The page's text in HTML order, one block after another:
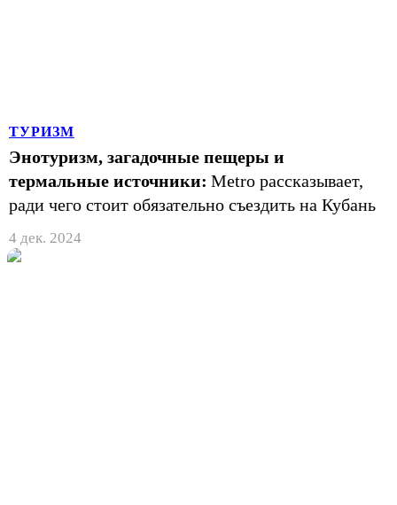
ТУРИЗМ
Энотуризм, загадочные пещеры и
термальные источники: Metro рассказывает,
ради чего стоит обязательно съездить на Кубань
4 дек. 2024